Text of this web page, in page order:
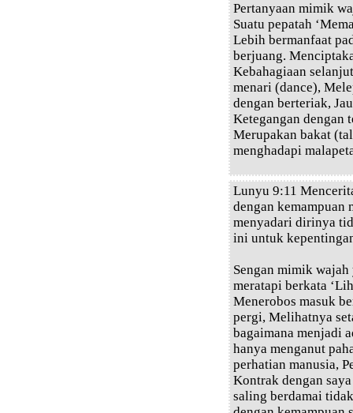
Pertanyaan mimik
Suatu pepatah
Lebih bermanfaat
berjuang.
Kebahagiaan
menari (dance),
dengan berteriak,
Ketegangan dengan
Merupakan bakat
menghadapi
Lunyu 9:11
dengan
menyadari dirinya
ini untuk
Sengan mimik
meratapi berkata
Menerobos masuk
pergi, Melihatnya
bagaimana menjadi
hanya menganut
perhatian manusia,
Kontrak dengan
saling berdamai